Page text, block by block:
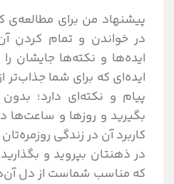
پیشنهاد من برای
در خواندن و تمام کردن
ایده‌ها و نکته‌ها جایشان
ایده‌ای که برای شما جذاب‌تر
پیام و نکته‌ای دارد؛
بگیرید و روزها و ساعت‌ها
کاربرد آن در زندگی
در ذهنتان بپروید و
که مناسب شماست از دل